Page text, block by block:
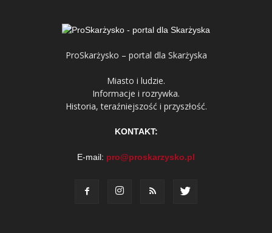
ProSkarżysko – portal dla Skarżyska
Miasto i ludzie.
Informacje i rozrywka.
Historia, teraźniejszość i przyszłość.
KONTAKT:
E-mail: pro@proskarzysko.pl